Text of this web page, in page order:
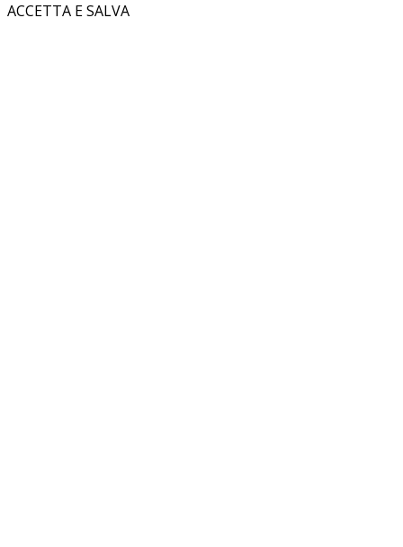
ACCETTA E SALVA